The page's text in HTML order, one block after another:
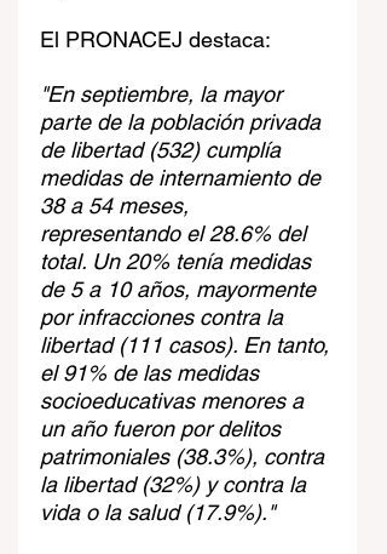
El PRONACEJ destaca:
"En septiembre, la mayor
parte de la población privada
de libertad (532) cumplía
medidas de internamiento de
38 a 54 meses,
representando el 28.6% del
total. Un 20% tenía medidas
de 5 a 10 años, mayormente
por infracciones contra la
libertad (111 casos). En tanto,
el 91% de las medidas
socioeducativas menores a
un año fueron por delitos
patrimoniales (38.3%), contra
la libertad (32%) y contra la
vida o la salud (17.9%)."